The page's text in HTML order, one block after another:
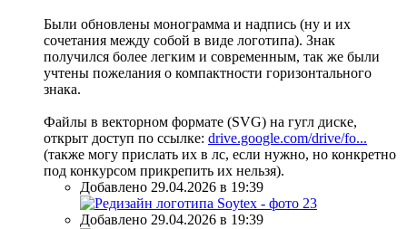
Были обновлены монограмма и надпись (ну и их
сочетания между собой в виде логотипа). Знак
получился более легким и современным, так же были
учтены пожелания о компактности горизонтального
знака.
Файлы в векторном формате (SVG) на гугл диске,
открыт доступ по ссылке: drive.google.com/drive/fo...
(также могу прислать их в лс, если нужно, но конкретно
под конкурсом прикрепить их нельзя).
Добавлено 29.04.2026 в 19:39
Добавлено 29.04.2026 в 19:39